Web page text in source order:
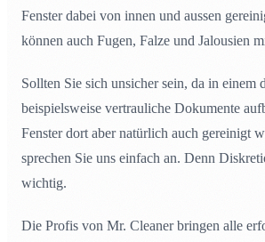
Fenster dabei von innen und aussen
können auch Fugen, Falze und Jalousien
Sollten Sie sich unsicher sein, da in einem
beispielsweise vertrauliche Dokumente
Fenster dort aber natürlich auch gereinigt
sprechen Sie uns einfach an. Denn
wichtig.
Die Profis von Mr. Cleaner bringen alle